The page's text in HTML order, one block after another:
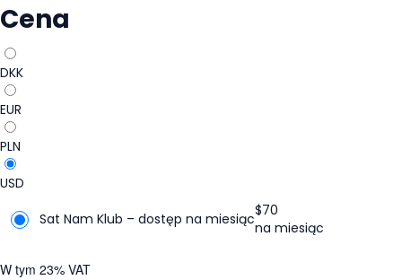
Cena
DKK
EUR
PLN
USD
Sat Nam Klub – dostęp na miesiąc$70
na miesiąc
W tym 23% VAT